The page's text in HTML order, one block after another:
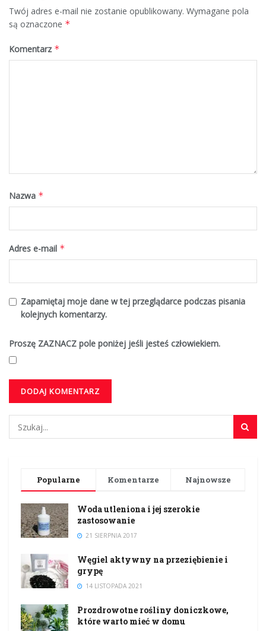
Twój adres e-mail nie zostanie opublikowany. Wymagane pola
są oznaczone *
Komentarz *
Nazwa *
Adres e-mail *
Zapamiętaj moje dane w tej przeglądarce podczas pisania
kolejnych komentarzy.
Proszę ZAZNACZ pole poniżej jeśli jesteś człowiekiem.
Popularne Komentarze Najnowsze
Woda utleniona i jej szerokie
zastosowanie
21 SIERPNIA 2017
Węgiel aktywny na przeziębienie i
grypę
14 LISTOPADA 2021
Prozdrowotne rośliny doniczkowe,
które warto mieć w domu